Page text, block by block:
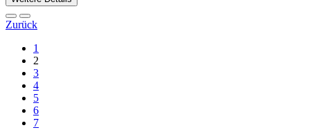
Zurück
1
2
3
4
5
6
7